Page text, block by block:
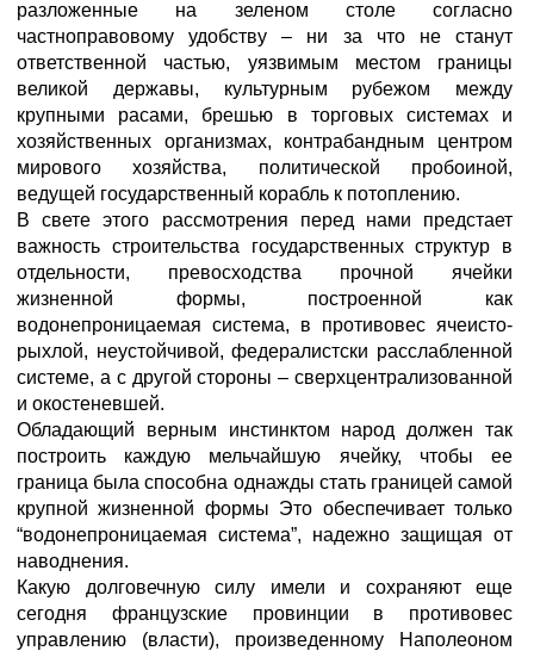
разложенные на зеленом столе согласно
частноправовому удобству – ни за что не станут
ответственной частью, уязвимым местом границы
великой державы, культурным рубежом между
крупными расами, брешью в торговых системах и
хозяйственных организмах, контрабандным центром
мирового хозяйства, политической пробоиной,
ведущей государственный корабль к потоплению.
В свете этого рассмотрения перед нами предстает
важность строительства государственных структур в
отдельности, превосходства прочной ячейки
жизненной формы, построенной как
водонепроницаемая система, в противовес ячеисто-
рыхлой, неустойчивой, федералистски расслабленной
системе, а с другой стороны – сверхцентрализованной
и окостеневшей.
Обладающий верным инстинктом народ должен так
построить каждую мельчайшую ячейку, чтобы ее
граница была способна однажды стать границей самой
крупной жизненной формы Это обеспечивает только
“водонепроницаемая система”, надежно защищая от
наводнения.
Какую долговечную силу имели и сохраняют еще
сегодня французские провинции в противовес
управлению (власти), произведенному Наполеоном